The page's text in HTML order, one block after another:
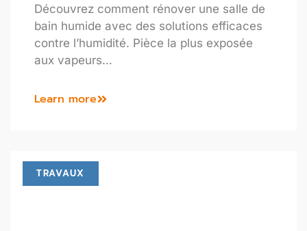
Découvrez comment rénover une salle de
bain humide avec des solutions efficaces
contre l’humidité. Pièce la plus exposée
aux vapeurs…
Learn more
TRAVAUX